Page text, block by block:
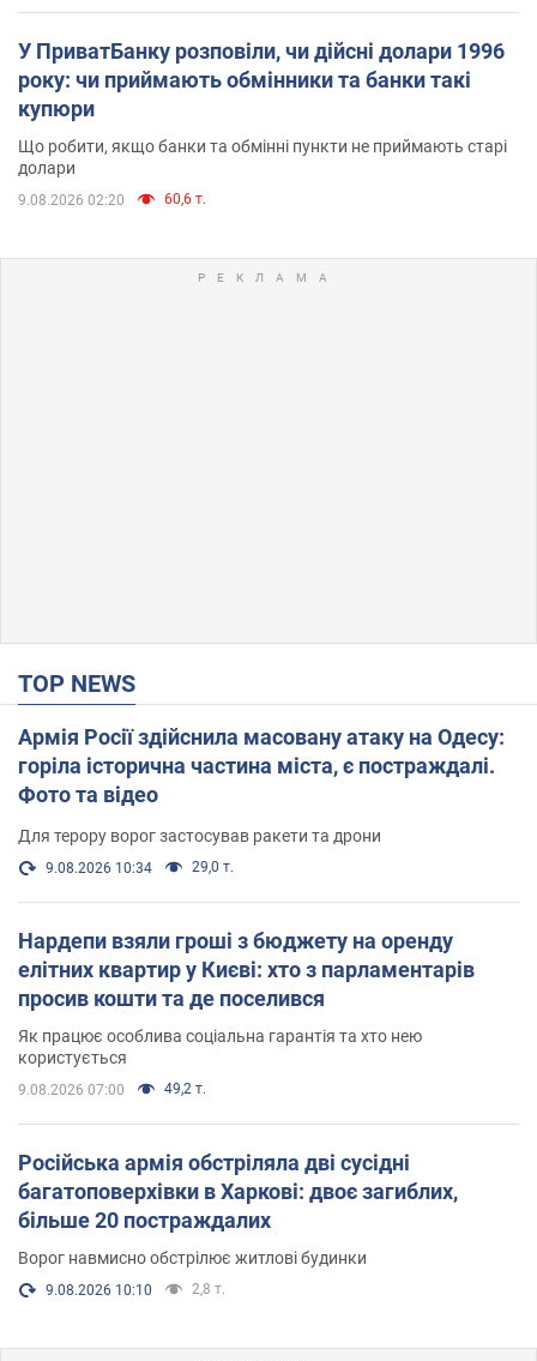
У ПриватБанку розповіли, чи дійсні долари 1996
року: чи приймають обмінники та банки такі
купюри
Що робити, якщо банки та обмінні пункти не приймають старі
долари
9.08.2026 02:20 60,6 т.
TOP NEWS
Армія Росії здійснила масовану атаку на Одесу:
горіла історична частина міста, є постраждалі.
Фото та відео
Для терору ворог застосував ракети та дрони
9.08.2026 10:34 29,0 т.
Нардепи взяли гроші з бюджету на оренду
елітних квартир у Києві: хто з парламентарів
просив кошти та де поселився
Як працює особлива соціальна гарантія та хто нею
користується
9.08.2026 07:00 49,2 т.
Російська армія обстріляла дві сусідні
багатоповерхівки в Харкові: двоє загиблих,
більше 20 постраждалих
Ворог навмисно обстрілює житлові будинки
9.08.2026 10:10 2,8 т.